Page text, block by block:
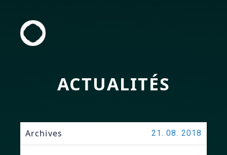
ACTUALITÉS
Archives 21. 08. 2018